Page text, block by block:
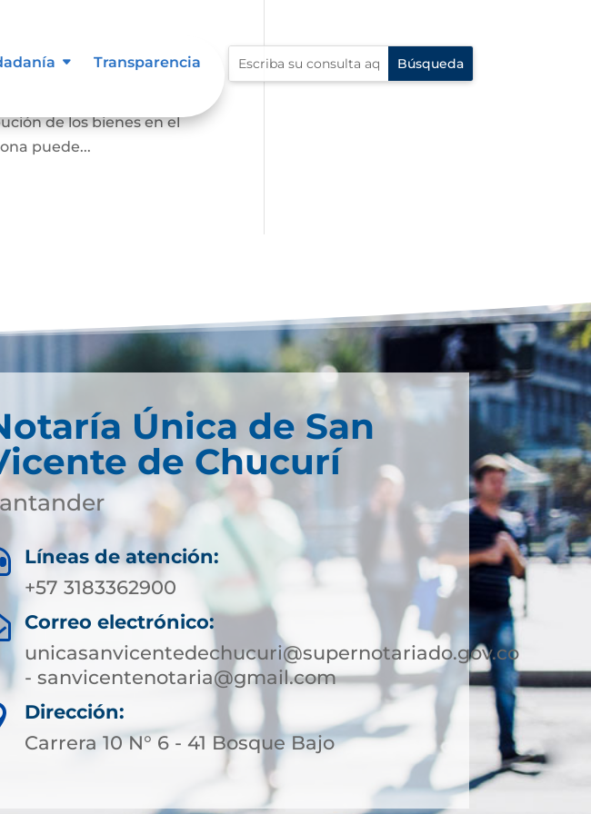
Transparencia
bienes, para que así
de los bienes en el
puede...
Única de San
de Chucurí
Líneas de atención:
+57 3183362900
Correo electrónico:
unicasanvicentedechucuri@supernotariado.gov.co
- sanvicentenotaria@gmail.com
Dirección:
Carrera 10 N° 6 - 41 Bosque Bajo